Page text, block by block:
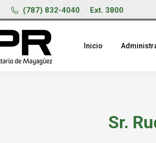
(787) 832-4040 Ext. 3800
Inicio
Sr.